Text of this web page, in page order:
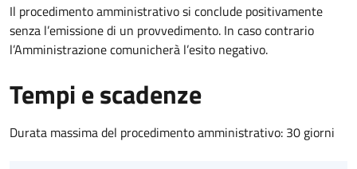
Il procedimento amministrativo si conclude positivamente
senza l’emissione di un provvedimento. In caso contrario
l’Amministrazione comunicherà l’esito negativo.
Tempi e scadenze
Durata massima del procedimento amministrativo: 30 giorni